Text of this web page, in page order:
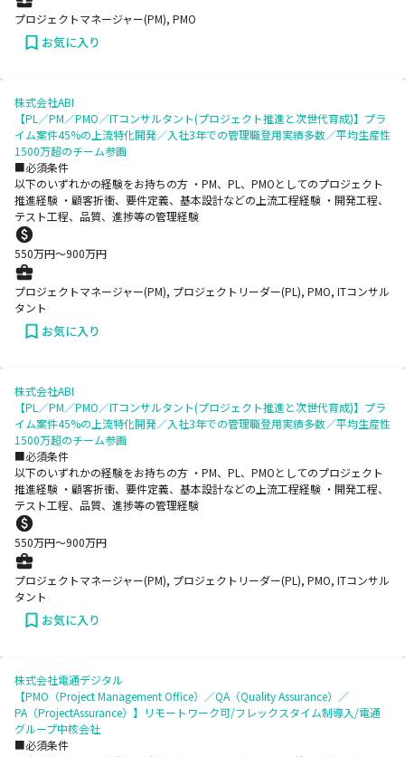
プロジェクトマネージャー(PM), PMO
お気に入り
株式会社ABI
【PL／PM／PMO／ITコンサルタント(プロジェクト推進と次世代育成)】プラ
イム案件45%の上流特化開発／入社3年での管理職登用実績多数／平均生産性
1500万超のチーム参画
■必須条件
以下のいずれかの経験をお持ちの方 ・PM、PL、PMOとしてのプロジェクト
推進経験 ・顧客折衝、要件定義、基本設計などの上流工程経験 ・開発工程、
テスト工程、品質、進捗等の管理経験
550万円〜900万円
プロジェクトマネージャー(PM), プロジェクトリーダー(PL), PMO, ITコンサル
タント
お気に入り
株式会社ABI
【PL／PM／PMO／ITコンサルタント(プロジェクト推進と次世代育成)】プラ
イム案件45%の上流特化開発／入社3年での管理職登用実績多数／平均生産性
1500万超のチーム参画
■必須条件
以下のいずれかの経験をお持ちの方 ・PM、PL、PMOとしてのプロジェクト
推進経験 ・顧客折衝、要件定義、基本設計などの上流工程経験 ・開発工程、
テスト工程、品質、進捗等の管理経験
550万円〜900万円
プロジェクトマネージャー(PM), プロジェクトリーダー(PL), PMO, ITコンサル
タント
お気に入り
株式会社電通デジタル
【PMO（Project Management Office）／QA（Quality Assurance）／
PA（ProjectAssurance）】リモートワーク可/フレックスタイム制導入/電通
グループ中核会社
■必須条件